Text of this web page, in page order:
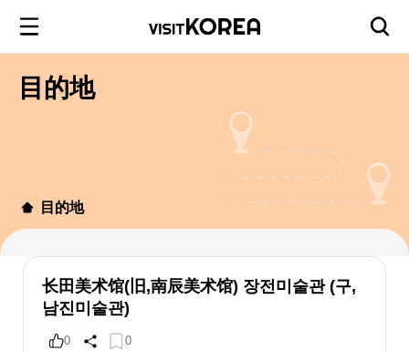
目的地
目的地
长田美术馆(旧,南辰美术馆) 장전미술관 (구,
남진미술관)
0 0